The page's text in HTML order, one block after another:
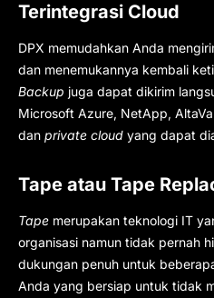
Terintegrasi Cloud
DPX memudahkan Anda
dan menemukannya kembali
Backup juga dapat dikirim
Microsoft Azure, NetApp,
dan private cloud yang dapat
Tape atau Tape
Tape merupakan teknologi IT
organisasi namun tidak pernah
dukungan penuh untuk
Anda yang bersiap untuk tidak